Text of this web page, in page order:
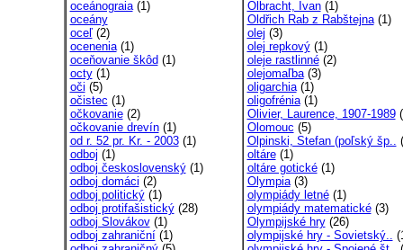
oceánograia(1)
oceány
oceľ(2)
ocenenia(1)
oceňovanie škôd (1)
octy(1)
oči (5)
očistec (1)
očkovanie(2)
očkovanie drevín(1)
od r. 52 pr. Kr. - 2003(1)
odboj (1)
odboj československý(1)
odboj domáci (2)
odboj politický(1)
odboj protifašistický(28)
odboj Slovákov(1)
odboj zahraniční(1)
Olbracht, Ivan(1)
Oldřich Rab z Rabštejna(1)
olej (3)
olej repkový(1)
oleje rastlinné(2)
olejomaľba(3)
oligarchia(1)
oligofrénia(1)
Olivier, Laurence, 1907-1989
Olomouc (5)
Olpinski, Stefan (poľský šp..
oltáre(1)
oltáre gotické(1)
Olympia(3)
olympiády letné(1)
olympiády matematické(3)
Olympijské hry(26)
olympijské hry - Sovietský..